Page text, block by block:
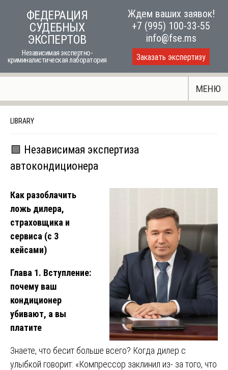
ФЕДЕРАЦИЯ
СУДЕБНЫХ
ЭКСПЕРТОВ
Независимая экспертно-
криминалистическая лаборатория
Ждем ваших заявок!
+7 (995) 100-33-55
info@fse.ms
Заказать экспертизу
МЕНЮ
LIBRARY
🟩 Независимая экспертиза
автокондиционера
Как разоблачить
ложь дилера,
страховщика и
сервиса (с 3
кейсами)
Глава 1. Вступление:
почему ваш
кондиционер
убивают, а вы
платите
Знаете, что бесит больше всего? Когда дилер с
улыбкой говорит: «Компрессор заклинил из- за того, что